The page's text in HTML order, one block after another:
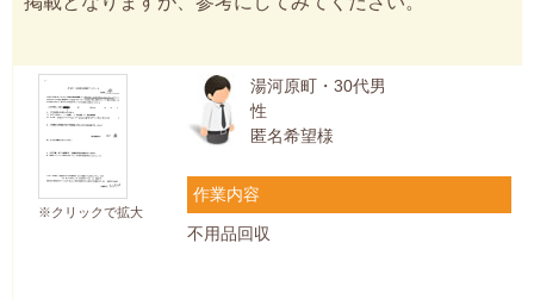
※クリックで拡大
湯河原町・30代男
性
匿名希望様
作業内容
不用品回収